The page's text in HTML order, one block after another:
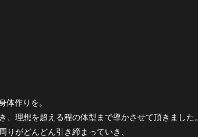
体作りを。
理想を超える程の体型まで導かさせて頂きました。
がどんどん引き締まっていき、